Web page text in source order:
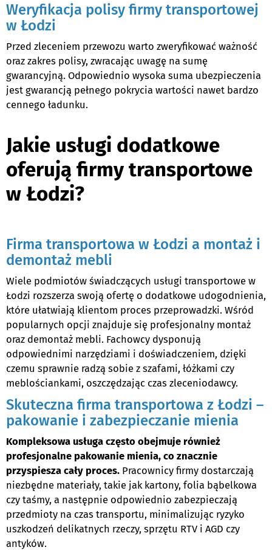
Weryfikacja polisy firmy transportowej
w Łodzi
Przed zleceniem przewozu warto zweryfikować ważność
oraz zakres polisy, zwracając uwagę na sumę
gwarancyjną. Odpowiednio wysoka suma ubezpieczenia
jest gwarancją pełnego pokrycia wartości nawet bardzo
cennego ładunku.
Jakie usługi dodatkowe
oferują firmy transportowe
w Łodzi?
Firma transportowa w Łodzi a montaż i
demontaż mebli
Wiele podmiotów świadczących usługi transportowe w
Łodzi rozszerza swoją ofertę o dodatkowe udogodnienia,
które ułatwiają klientom proces przeprowadzki. Wśród
popularnych opcji znajduje się profesjonalny montaż
oraz demontaż mebli. Fachowcy dysponują
odpowiednimi narzędziami i doświadczeniem, dzięki
czemu sprawnie radzą sobie z szafami, łóżkami czy
meblościankami, oszczędzając czas zleceniodawcy.
Skuteczna firma transportowa z Łodzi –
pakowanie i zabezpieczanie mienia
Kompleksowa usługa często obejmuje również
profesjonalne pakowanie mienia, co znacznie
przyspiesza cały proces. Pracownicy firmy dostarczają
niezbędne materiały, takie jak kartony, folia bąbelkowa
czy taśmy, a następnie odpowiednio zabezpieczają
przedmioty na czas transportu, minimalizując ryzyko
uszkodzeń delikatnych rzeczy, sprzętu RTV i AGD czy
antyków.